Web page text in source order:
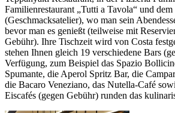
Familienrestaurant „Tutti a Tavola“ und
(Geschmacksatelier), wo man sein
bevor man es genießt (teilweise mit
Gebühr). Ihre Tischzeit wird von Costa
stehen Ihnen gleich 19 verschiedene Bars
Verfügung, zum Beispiel das Spazio
Spumante, die Aperol Spritz Bar, die
die Bacaro Veneziano, das Nutella-Café
Eiscafés (gegen Gebühr) runden das